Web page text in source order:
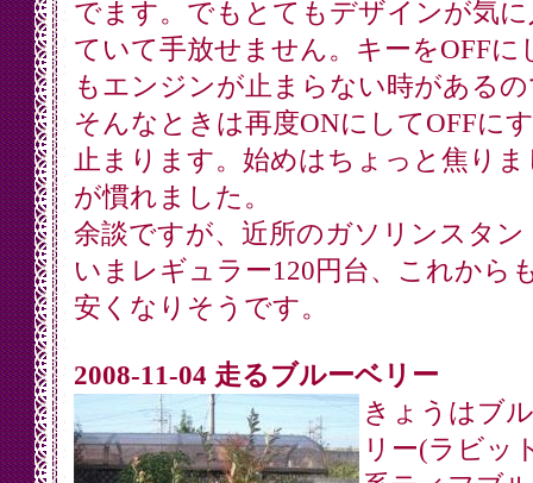
でます。でもとてもデザインが気
ていて手放せません。キーをOFFに
もエンジンが止まらない時がある
そんなときは再度ONにしてOFFに
止まります。始めはちょっと焦りま
が慣れました。
余談ですが、近所のガソリンスタン
いまレギュラー120円台、これから
安くなりそうです。
2008-11-04 走るブルーベリー
きょうはブ
リー(ラビッ